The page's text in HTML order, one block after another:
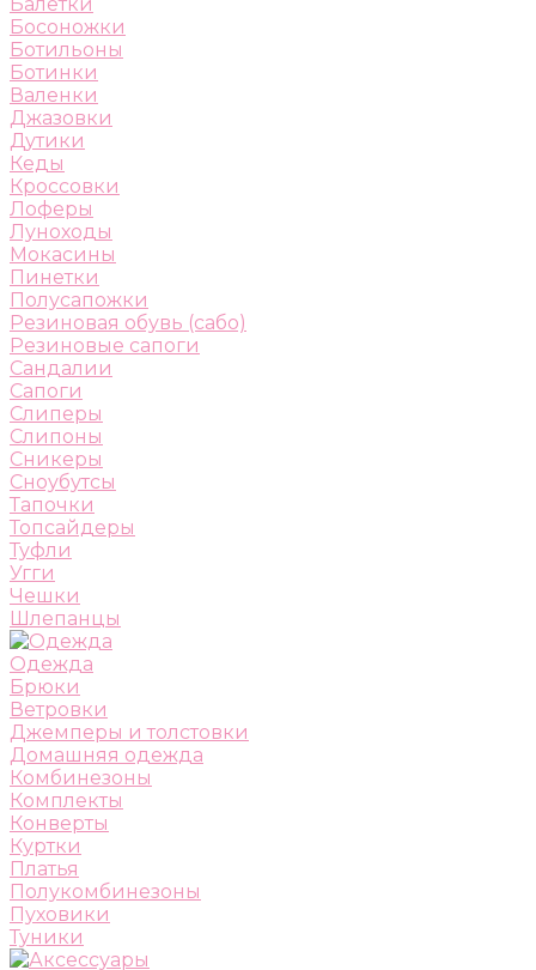
Босоножки
Ботильоны
Ботинки
Валенки
Джазовки
Дутики
Кеды
Кроссовки
Лоферы
Луноходы
Мокасины
Пинетки
Полусапожки
Резиновая обувь (сабо)
Резиновые сапоги
Сандалии
Сапоги
Слиперы
Слипоны
Сникеры
Сноубутсы
Тапочки
Топсайдеры
Туфли
Угги
Чешки
Шлепанцы
Одежда
Брюки
Ветровки
Джемперы и толстовки
Домашняя одежда
Комбинезоны
Комплекты
Конверты
Куртки
Платья
Полукомбинезоны
Пуховики
Туники